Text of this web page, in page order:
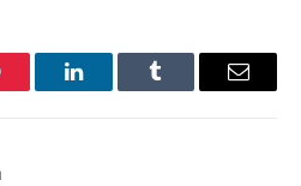
LinkedInTumblr Email